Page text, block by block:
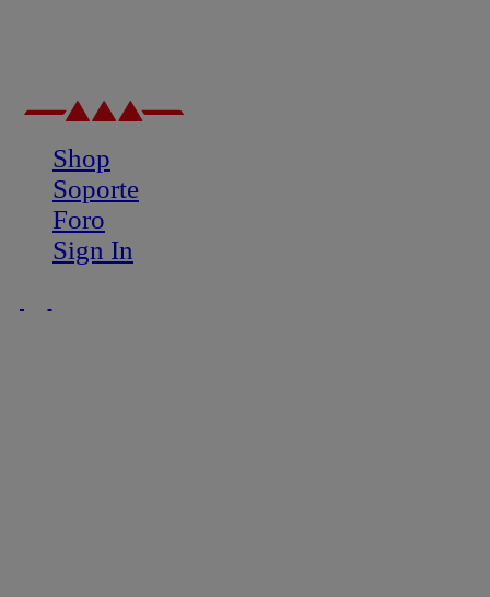
Shop
Soporte
Foro
Sign In